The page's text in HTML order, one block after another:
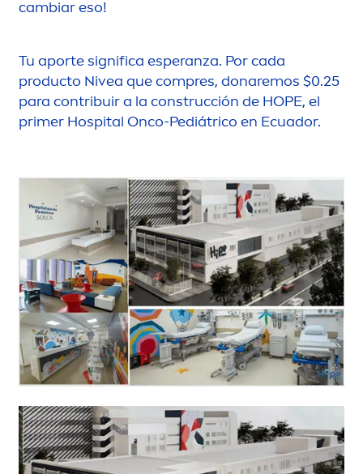
cambiar eso!
Tu aporte significa esperanza. Por cada
producto Nivea que compres, donaremos $0.25
para contribuir a la construcción de HOPE, el
primer Hospital Onco-Pediátrico en Ecuador.